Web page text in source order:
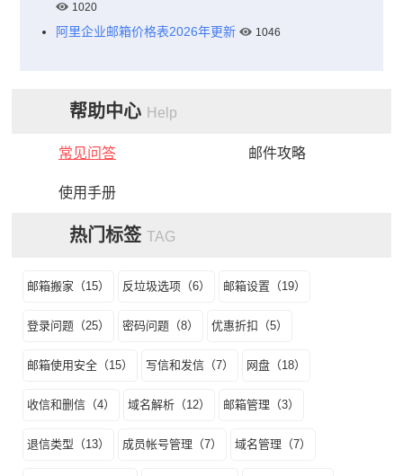
1020
阿里企业邮箱价格表2026年更新 1046
帮助中心 Help
常见问答 邮件攻略
使用手册
热门标签 TAG
邮箱搬家（15） 反垃圾选项（6） 邮箱设置（19）
登录问题（25） 密码问题（8） 优惠折扣（5）
邮箱使用安全（15） 写信和发信（7） 网盘（18）
收信和删信（4） 域名解析（12） 邮箱管理（3）
退信类型（13） 成员帐号管理（7） 域名管理（7）